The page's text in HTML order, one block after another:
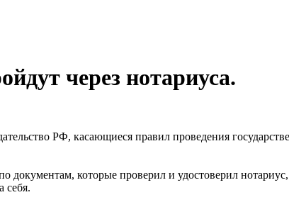
через нотариуса.
РФ, касающиеся правил проведения
документам, которые проверил и удостоверил
себя.